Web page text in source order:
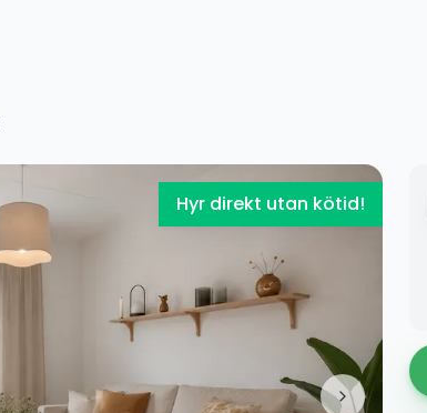
Hyr direkt utan kötid!